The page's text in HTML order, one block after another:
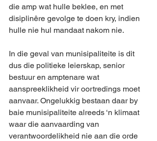
die amp wat hulle beklee, en met
disiplinêre gevolge te doen kry, indien
hulle nie hul mandaat nakom nie.
In die geval van munisipaliteite is dit
dus die politieke leierskap, senior
bestuur en amptenare wat
aanspreeklikheid vir oortredings moet
aanvaar. Ongelukkig bestaan daar by
baie munisipaliteite alreeds ‘n klimaat
waar die aanvaarding van
verantwoordelikheid nie aan die orde